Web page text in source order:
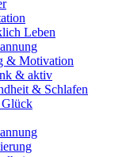
Leben
& Motivation
& aktiv
& Schlafen